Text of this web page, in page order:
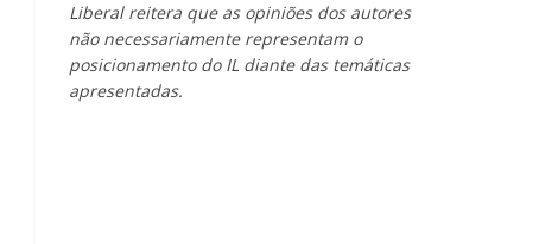
Liberal reitera que as opiniões dos autores
não necessariamente representam o
posicionamento do IL diante das temáticas
apresentadas.